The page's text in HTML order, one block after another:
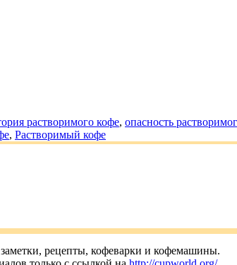
растворимого кофе, опасность
, Растворимый кофе
рецепты, кофеварки и кофемашины.